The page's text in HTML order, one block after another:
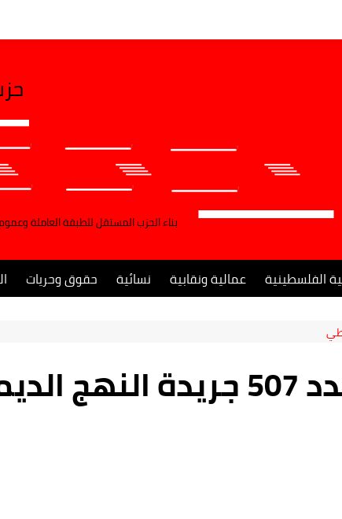
بناء الحزب المستقل للطبقة العاملة
الفلسطينية عمالية ونقابية نسائية حقوق وحريات